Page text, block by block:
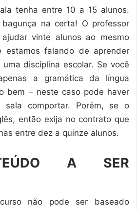
tenha entre 10 a 15 alunos.
na certa! O professor
vinte alunos ao mesmo
estamos falando de aprender
disciplina escolar. Se você
a gramática da língua
bem – neste caso pode haver
sala comportar. Porém, se o
então exija no contrato que
entre dez a quinze alunos.
A SER
não pode ser baseado